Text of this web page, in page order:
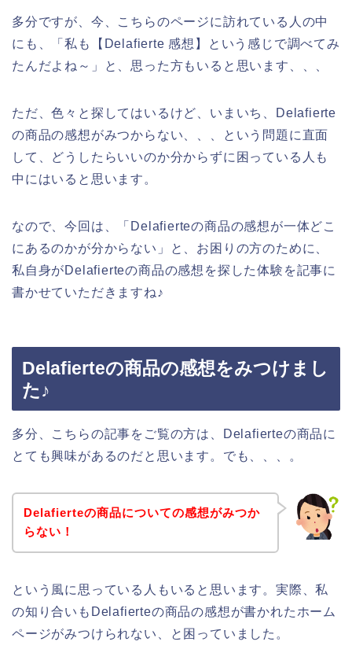
多分ですが、今、こちらのページに訪れている人の中
にも、「私も【Delafierte 感想】という感じで調べてみ
たんだよね～」と、思った方もいると思います、、、
ただ、色々と探してはいるけど、いまいち、Delafierte
の商品の感想がみつからない、、、という問題に直面
して、どうしたらいいのか分からずに困っている人も
中にはいると思います。
なので、今回は、「Delafierteの商品の感想が一体どこ
にあるのかが分からない」と、お困りの方のために、
私自身がDelafierteの商品の感想を探した体験を記事に
書かせていただきますね♪
Delafierteの商品の感想をみつけまし
た♪
多分、こちらの記事をご覧の方は、Delafierteの商品に
とても興味があるのだと思います。でも、、、。
Delafierteの商品についての感想がみつか
らない！
という風に思っている人もいると思います。実際、私
の知り合いもDelafierteの商品の感想が書かれたホーム
ページがみつけられない、と困っていました。